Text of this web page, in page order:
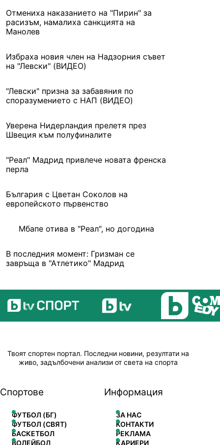
Отмениха наказанието на "Пирин" за
расизъм, намалиха санкцията на
Манолев
Избраха новия член на Надзорния съвет
на "Левски" (ВИДЕО)
"Левски" призна за забавяния по
споразумението с НАП (ВИДЕО)
Уверена Нидерландия прелетя през
Швеция към полуфиналите
"Реал" Мадрид привлече новата френска
перла
България с Цветан Соколов на
европейското първенство
Мбапе отива в "Реал", но догодина
В последния момент: Гризман се
завръща в "Атлетико" Мадрид
Твоят спортен портал. Последни новини, резултати на
живо, задълбочени анализи от света на спорта
Спортове
ФУТБОЛ (БГ)
ФУТБОЛ (СВЯТ)
БАСКЕТБОЛ
ВОЛЕЙБОЛ
Информация
ЗА НАС
КОНТАКТИ
РЕКЛАМА
КАРИЕРИ